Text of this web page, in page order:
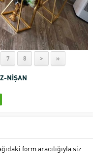
7 8 > »
NİŞAN
form aracılığıyla siz